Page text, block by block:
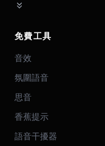
免費工具
音效
氛圍語音
思音
香蕉提示
語音干擾器